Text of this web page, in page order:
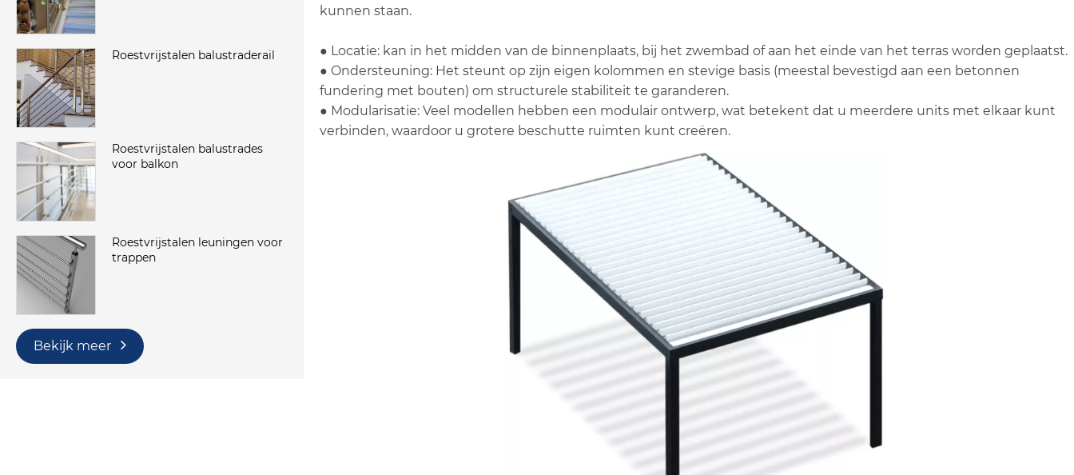
Roestvrijstalen balustraderail
Roestvrijstalen balustrades
voor balkon
Roestvrijstalen leuningen voor
trappen
Bekijk meer
kunnen staan.
● Locatie: kan in het midden van de binnenplaats, bij het zwembad of aan het einde van het terras worden geplaatst.
● Ondersteuning: Het steunt op zijn eigen kolommen en stevige basis (meestal bevestigd aan een betonnen
fundering met bouten) om structurele stabiliteit te garanderen.
● Modularisatie: Veel modellen hebben een modulair ontwerp, wat betekent dat u meerdere units met elkaar kunt
verbinden, waardoor u grotere beschutte ruimten kunt creëren.